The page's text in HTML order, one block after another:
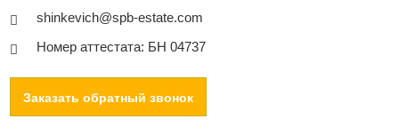
shinkevich@spb-estate.com
Номер аттестата: БН 04737
Заказать обратный звонок